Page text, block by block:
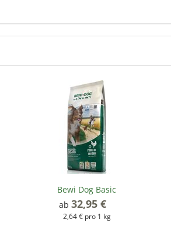
Bewi Dog Basic
ab 32,95 €
2,64 € pro 1 kg